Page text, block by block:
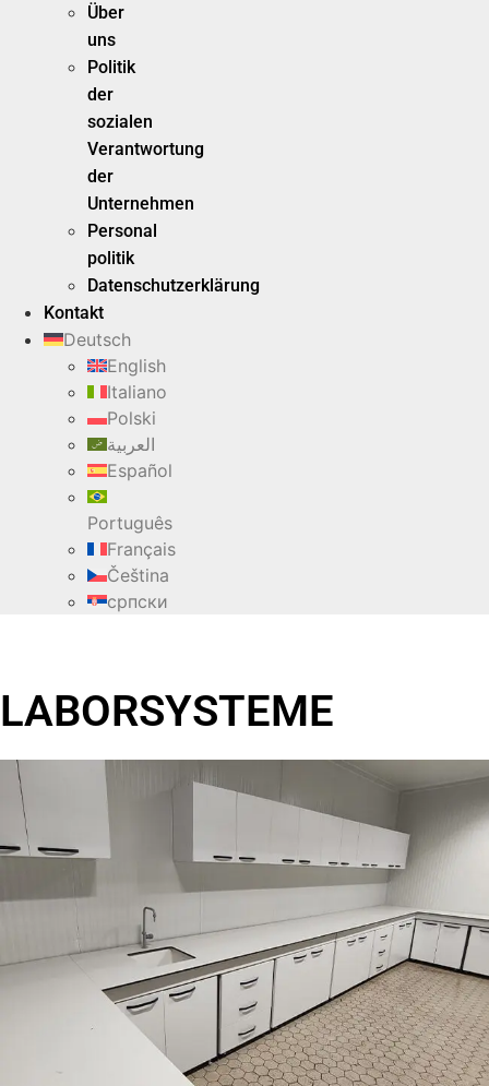
Über
uns
Politik
der
sozialen
Verantwortung
der
Unternehmen
Personal
politik
Datenschutzerklärung
Kontakt
Deutsch
English
Italiano
Polski
العربية
Español
Português
Français
Čeština
српски
LABORSYSTEME